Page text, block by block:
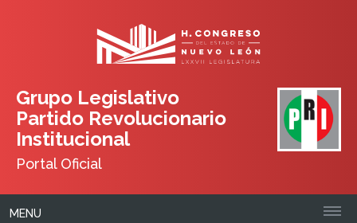
Grupo Legislativo
Partido Revolucionario
Institucional
Portal Oficial
MENU